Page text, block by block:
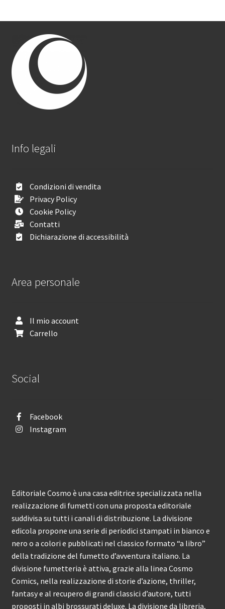
Info legali
Condizioni di vendita
Privacy Policy
Cookie Policy
Contatti
Dichiarazione di accessibilità
Area personale
Il mio account
Carrello
Social
Facebook
Instagram
Editoriale Cosmo è una casa editrice specializzata nella
realizzazione di fumetti con una proposta editoriale
suddivisa su tutti i canali di distribuzione. La divisione
edicola propone una serie di periodici stampati in bianco e
nero o a colori e pubblicati nel classico formato “a libro”
della tradizione del fumetto d’avventura italiano. La
divisione fumetteria è attiva, grazie alla linea Cosmo
Comics, nella realizzazione di storie d’azione, thriller,
fantasy e al recupero di grandi classici d’autore, tutti
proposti in albi brossurati deluxe. La divisione da libreria,